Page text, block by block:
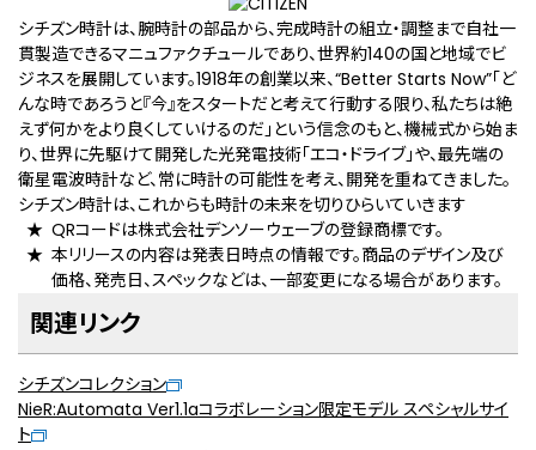
シチズン時計は、腕時計の部品から、完成時計の組立・調整まで自社一
貫製造できるマニュファクチュールであり、世界約140の国と地域でビ
ジネスを展開しています。1918年の創業以来、“Better Starts Now”「ど
んな時であろうと『今』をスタートだと考えて行動する限り、私たちは絶
えず何かをより良くしていけるのだ」という信念のもと、機械式から始ま
り、世界に先駆けて開発した光発電技術「エコ・ドライブ」や、最先端の
衛星電波時計など、常に時計の可能性を考え、開発を重ねてきました。
シチズン時計は、これからも時計の未来を切りひらいていきます
QRコードは株式会社デンソーウェーブの登録商標です。
本リリースの内容は発表日時点の情報です。商品のデザイン及び
価格、発売日、スペックなどは、一部変更になる場合があります。
関連リンク
シチズンコレクション
NieR:Automata Ver1.1aコラボレーション限定モデル スペシャルサイ
ト